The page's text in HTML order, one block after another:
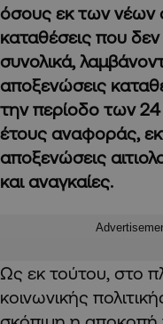
όσους εκ των νέων
καταθέσεις που
συνολικά,
αποξενώσεις
την περίοδο των
έτους αναφοράς,
αποξενώσεις
και αναγκαίες.
Ως εκ τούτου, στο
κοινωνικής